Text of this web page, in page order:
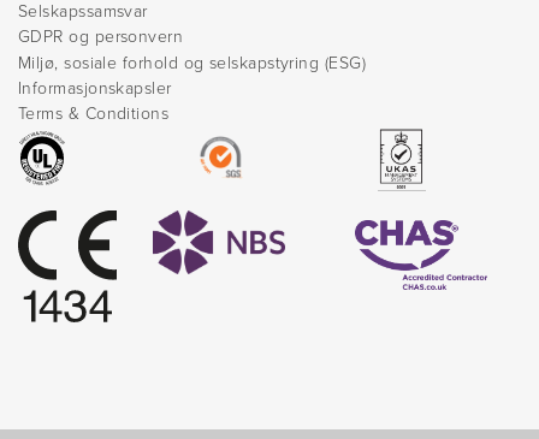
Selskapssamsvar
GDPR og personvern
Miljø, sosiale forhold og selskapstyring (ESG)
Informasjonskapsler
Terms & Conditions